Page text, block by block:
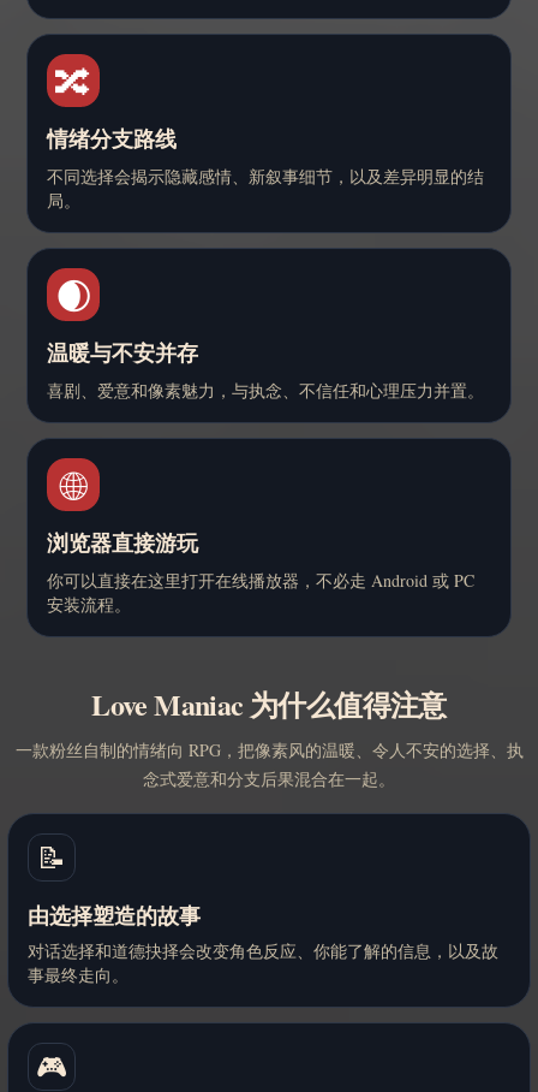
🔀
情绪分支路线
不同选择会揭示隐藏感情、新叙事细节，以及差异明显的结
局。
🌒
温暖与不安并存
喜剧、爱意和像素魅力，与执念、不信任和心理压力并置。
🌐
浏览器直接游玩
你可以直接在这里打开在线播放器，不必走 Android 或 PC
安装流程。
Love Maniac 为什么值得注意
一款粉丝自制的情绪向 RPG，把像素风的温暖、令人不安的选择、执
念式爱意和分支后果混合在一起。
📝
由选择塑造的故事
对话选择和道德抉择会改变角色反应、你能了解的信息，以及故
事最终走向。
🎮